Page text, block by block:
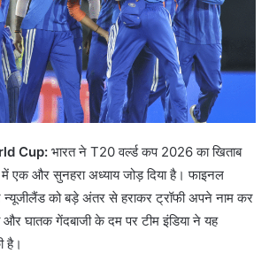
Cup: भारत ने T20 वर्ल्ड कप 2026 का खिताब
एक और सुनहरा अध्याय जोड़ दिया है। फाइनल
न्यूजीलैंड को बड़े अंतर से हराकर ट्रॉफी अपने नाम कर
और घातक गेंदबाजी के दम पर टीम इंडिया ने यह
है।